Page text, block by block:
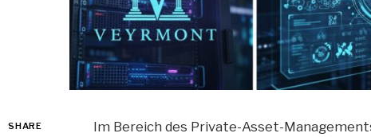
SHARE
Im Bereich des Private-Asset-